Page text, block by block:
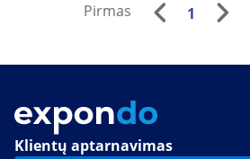
Pirmas 1
Klientų aptarnavimas